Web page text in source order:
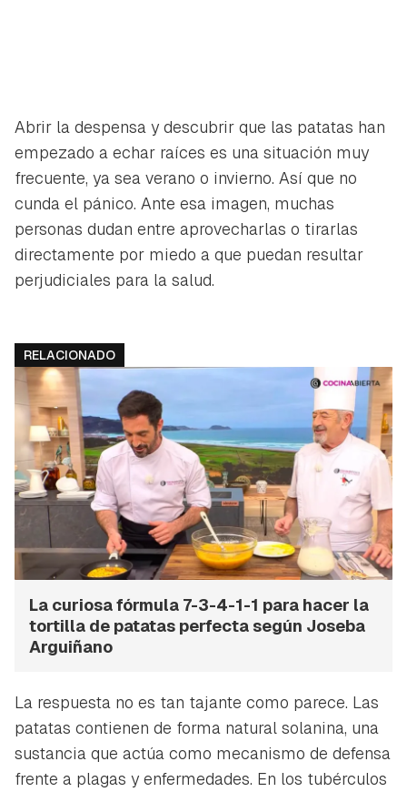
Abrir la despensa y descubrir que las patatas han
empezado a echar raíces es una situación muy
frecuente, ya sea verano o invierno. Así que no
cunda el pánico. Ante esa imagen, muchas
personas dudan entre aprovecharlas o tirarlas
directamente por miedo a que puedan resultar
perjudiciales para la salud.
RELACIONADO
La curiosa fórmula 7-3-4-1-1 para hacer la
tortilla de patatas perfecta según Joseba
Arguiñano
La respuesta no es tan tajante como parece. Las
patatas contienen de forma natural solanina, una
sustancia que actúa como mecanismo de defensa
frente a plagas y enfermedades. En los tubérculos